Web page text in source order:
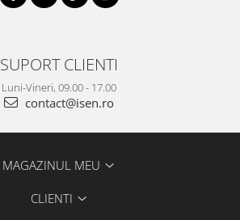
SUPORT CLIENTI
Luni-Vineri, 09.00 - 17.00
contact@isen.ro
MAGAZINUL MEU
CLIENTI